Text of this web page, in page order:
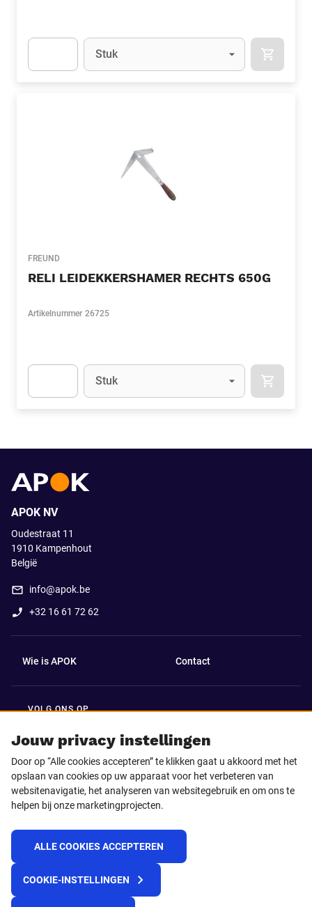
Eenheid
Stuk
FREUND
RELI LEIDEKKERSHAMER RECHTS 650G
Artikelnummer 26725
Eenheid
Stuk
Jouw privacy instellingen
Door op “Alle cookies accepteren” te klikken gaat u akkoord met het
opslaan van cookies op uw apparaat voor het verbeteren van
websitenavigatie, het analyseren van websitegebruik en om ons te
helpen bij onze marketingprojecten.
ALLE COOKIES ACCEPTEREN
COOKIE-INSTELLINGEN
APOK NV
Oudestraat 11
1910 Kampenhout
België
info@apok.be
+32 16 61 72 62
Wie is APOK Contact
VOLG ONS OP
Facebook
Instagram TikTok